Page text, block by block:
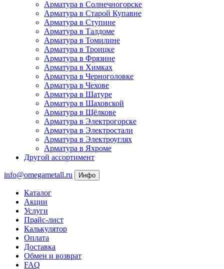
Арматура в Солнечногорске
Арматура в Старой Купавне
Арматура в Ступине
Арматура в Талдоме
Арматура в Томилине
Арматура в Троицке
Арматура в Фрязине
Арматура в Химках
Арматура в Черноголовке
Арматура в Чехове
Арматура в Шатуре
Арматура в Шаховской
Арматура в Щёлкове
Арматура в Электрогорске
Арматура в Электростали
Арматура в Электроуглях
Арматура в Яхроме
Другой ассортимент
info@omegametall.ru Инфо
Каталог
Акции
Услуги
Прайс-лист
Калькулятор
Оплата
Доставка
Обмен и возврат
FAQ